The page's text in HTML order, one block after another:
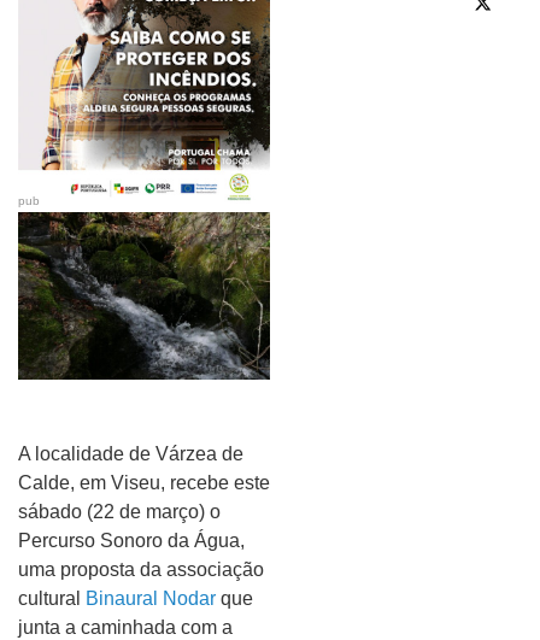
pub
A localidade de Várzea de
Calde, em Viseu, recebe este
sábado (22 de março) o
Percurso Sonoro da Água,
uma proposta da associação
cultural
Binaural Nodar que
junta a caminhada com a